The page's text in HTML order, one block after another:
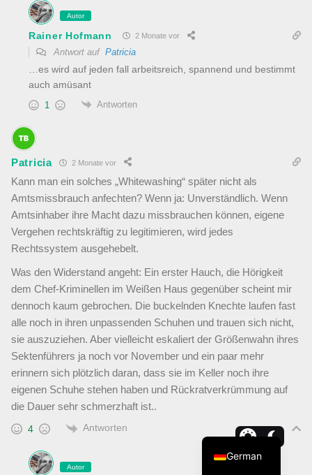
Autor
Rainer Hofmann 2 Monate vor
Antwort auf Patricia
…es wird auf jeden fall arbeitsreich, spannend und bestimmt
auch amüsant
1 Antworten
Patricia 2 Monate vor
Kann man ein solches „Whitewashing“ später nicht als
Amtsmissbrauch anfechten? Wenn ja: Unverständlich. Wenn
Amtsinhaber ihre Macht dazu missbrauchen können, eigene
Vergehen rechtskräftig zu legitimieren, wird jedes
Rechtssystem ausgehebelt.
Was den Widerstand angeht: Ein erster Hauch, die Hörigkeit
dem Chef-Kriminellen im Weißen Haus gegenüber scheint mir
dennoch kaum gebrochen. Die buckelnden Knechte laufen fast
alle noch in ihren unpassenden Schuhen und trauen sich nicht,
sie auszuziehen. Aber vielleicht eskaliert der Größenwahn ihres
Sektenführers ja noch vor November und ein paar mehr
erinnern sich plötzlich daran, dass sie im Keller noch ihre
eigenen Schuhe stehen haben und Rückratverkrümmung auf
die Dauer sehr schmerzhaft ist..
4 Antworten
Autor
German